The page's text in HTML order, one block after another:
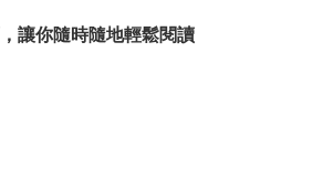
讓你隨時隨地輕鬆閱讀